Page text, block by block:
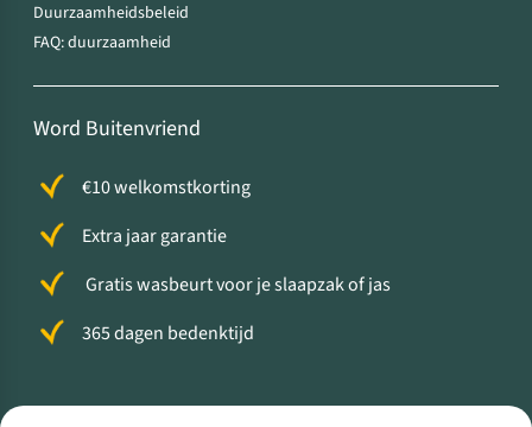
Duurzaamheidsbeleid
FAQ: duurzaamheid
Word Buitenvriend
€10 welkomstkorting
Extra jaar garantie
Gratis wasbeurt voor je slaapzak of jas
365 dagen bedenktijd